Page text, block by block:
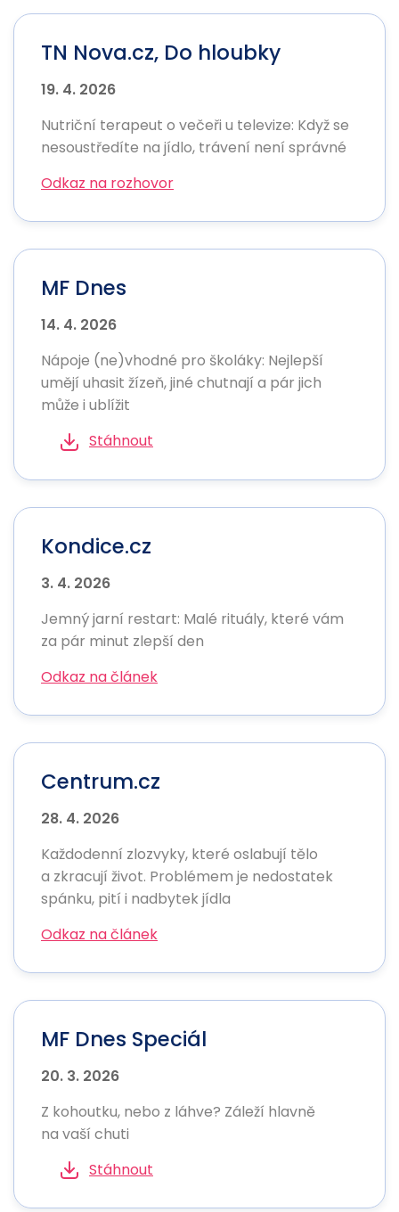
TN Nova.cz, Do hloubky
19. 4. 2026
Nutriční terapeut o večeři u televize: Když se
nesoustředíte na jídlo, trávení není správné
Odkaz na rozhovor
MF Dnes
14. 4. 2026
Nápoje (ne)vhodné pro školáky: Nejlepší
umějí uhasit žízeň, jiné chutnají a pár jich
může i ublížit
Stáhnout
Kondice.cz
3. 4. 2026
Jemný jarní restart: Malé rituály, které vám
za pár minut zlepší den
Odkaz na článek
Centrum.cz
28. 4. 2026
Každodenní zlozvyky, které oslabují tělo
a zkracují život. Problémem je nedostatek
spánku, pití i nadbytek jídla
Odkaz na článek
MF Dnes Speciál
20. 3. 2026
Z kohoutku, nebo z láhve? Záleží hlavně
na vaší chuti
Stáhnout